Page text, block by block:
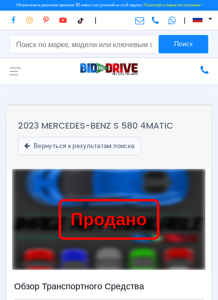
Обновления в реальном времени: 63 новых поступлений на этой неделе.Посмотреть новые поступления >
| |
Поиск
2023 MERCEDES-BENZ S 580 4MATIC
Вернуться к результатам поиска
Продано
Обзор Транспортного Средства